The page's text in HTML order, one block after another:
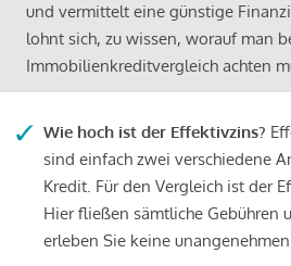
und vermittelt eine günstige
lohnt sich, zu wissen, worauf man
Immobilienkreditvergleich achten
Wie hoch ist der Effektivzins?
sind einfach zwei verschiedene
Kredit. Für den Vergleich ist der
Hier fließen sämtliche Gebühren
erleben Sie keine